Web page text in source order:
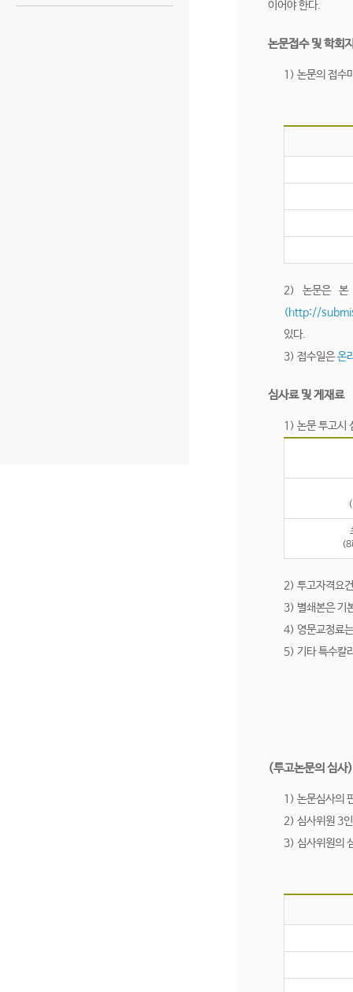
이어야 한다.
논문접수 및 학회
1) 논문의 접수
2) 논문은 본
(http://
있다.
3) 접수일은온
심사료 및 게재료
1) 논문 투고시
(8
2) 투고자격요
3) 별쇄본은 기
4) 영문교정료
5) 기타 특수칼
(투고논문의 심사)
1) 논문심사의
2) 심사위원 3
3) 심사위원의